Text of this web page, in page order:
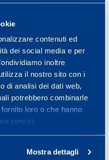
contenuti ed
dei social media e per
inoltre
il nostro sito con i
di analisi dei dati web,
potrebbero combinarle
loro o che hanno
servizi.
Mostra dettagli
SPORT SUL
CITATE AL MONDO
Page
31 Page
32